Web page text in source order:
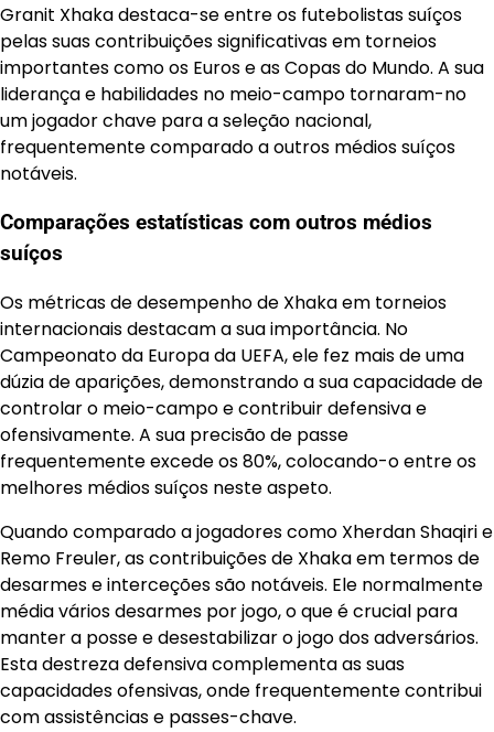
Granit Xhaka destaca-se entre os futebolistas suíços
pelas suas contribuições significativas em torneios
importantes como os Euros e as Copas do Mundo. A sua
liderança e habilidades no meio-campo tornaram-no
um jogador chave para a seleção nacional,
frequentemente comparado a outros médios suíços
notáveis.
Comparações estatísticas com outros médios
suíços
Os métricas de desempenho de Xhaka em torneios
internacionais destacam a sua importância. No
Campeonato da Europa da UEFA, ele fez mais de uma
dúzia de aparições, demonstrando a sua capacidade de
controlar o meio-campo e contribuir defensiva e
ofensivamente. A sua precisão de passe
frequentemente excede os 80%, colocando-o entre os
melhores médios suíços neste aspeto.
Quando comparado a jogadores como Xherdan Shaqiri e
Remo Freuler, as contribuições de Xhaka em termos de
desarmes e interceções são notáveis. Ele normalmente
média vários desarmes por jogo, o que é crucial para
manter a posse e desestabilizar o jogo dos adversários.
Esta destreza defensiva complementa as suas
capacidades ofensivas, onde frequentemente contribui
com assistências e passes-chave.